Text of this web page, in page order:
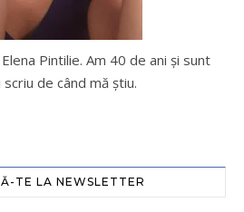
Pintilie. Am 40 de ani şi sunt
de când mă ştiu.
TE LA NEWSLETTER